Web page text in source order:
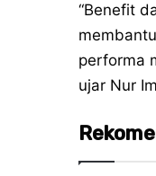
“Benefit
performa
ujar Nur